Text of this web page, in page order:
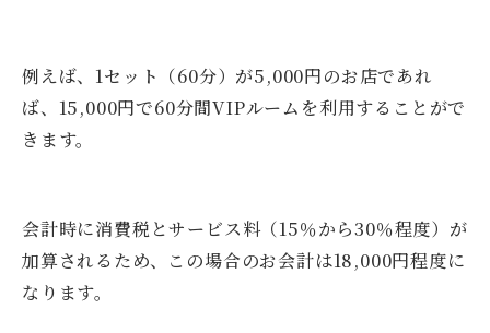
例えば、1セット（60分）が5,000円のお店であれ
ば、15,000円で60分間VIPルームを利用することがで
きます。
会計時に消費税とサービス料（15％から30％程度）が
加算されるため、この場合のお会計は18,000円程度に
なります。